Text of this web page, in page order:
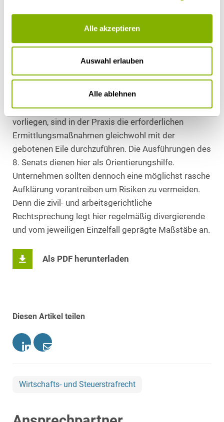
Alle akzeptieren
Auswahl erlauben
Alle ablehnen
Notwendige und umfassende interne
BGB, nach der eine außerordentliche Kündigung nur
innerhalb von zwei Wochen erfolgen kann. Sobald
Anhaltspunkte für einen Compliance-Verstoß
vorliegen, sind in der Praxis die erforderlichen
Ermittlungsmaßnahmen gleichwohl mit der
gebotenen Eile durchzuführen. Die Ausführungen des
8. Senats dienen hier als Orientierungshilfe.
Unternehmen sollten dennoch eine möglichst rasche
Aufklärung vorantreiben um Risiken zu vermeiden.
Denn die zivil- und arbeitsgerichtliche
Rechtsprechung legt hier regelmäßig divergierende
und vom jeweiligen Einzelfall geprägte Maßstäbe an.
Als PDF herunterladen
Diesen Artikel teilen
Wirtschafts- und Steuerstrafrecht